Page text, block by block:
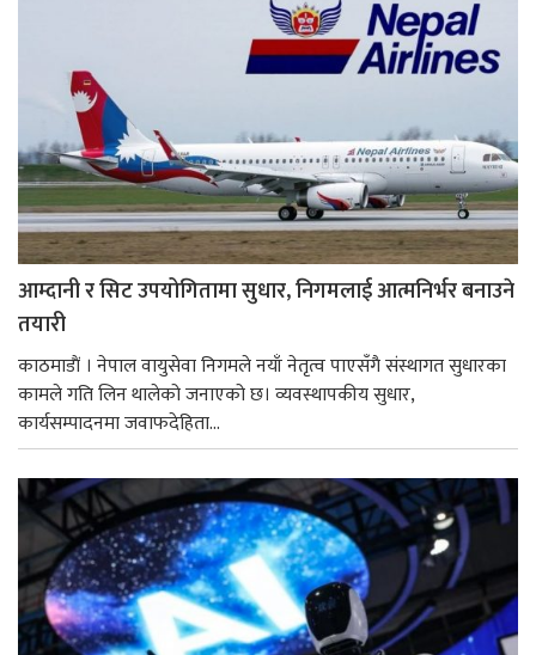
आम्दानी र सिट उपयोगितामा सुधार, निगमलाई आत्मनिर्भर बनाउने
तयारी
काठमाडाैं । नेपाल वायुसेवा निगमले नयाँ नेतृत्व पाएसँगै संस्थागत सुधारका
कामले गति लिन थालेको जनाएको छ। व्यवस्थापकीय सुधार,
कार्यसम्पादनमा जवाफदेहिता...